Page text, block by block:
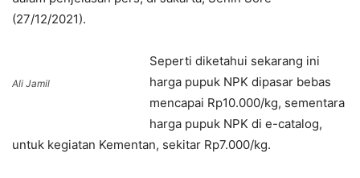
(27/12/2021).
Ali Jamil
Seperti diketahui sekarang ini
harga pupuk NPK dipasar bebas
mencapai Rp10.000/kg, sementara
harga pupuk NPK di e-catalog,
untuk kegiatan Kementan, sekitar Rp7.000/kg.